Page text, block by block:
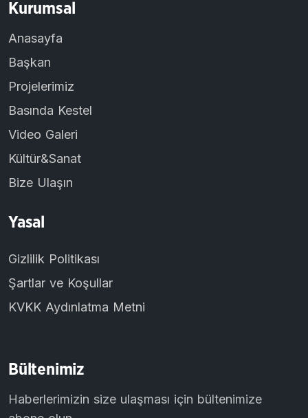
Kurumsal
Anasayfa
Başkan
Projelerimiz
Basında Kestel
Video Galeri
Kültür&Sanat
Bize Ulaşın
Yasal
Gizlilik Politikası
Şartlar ve Koşullar
KVKK Aydınlatma Metni
Bültenimiz
Haberlerimizin size ulaşması için bültenimize